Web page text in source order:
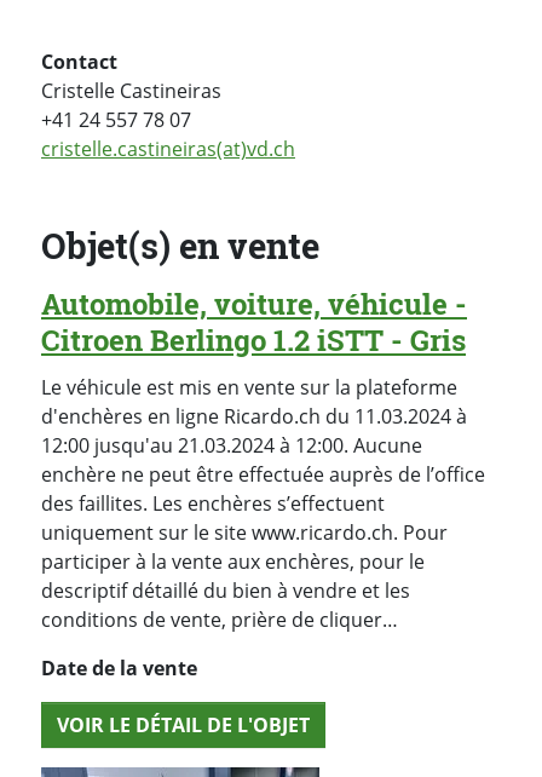
Contact
Cristelle Castineiras
+41 24 557 78 07
cristelle.castineiras(at)vd.ch
Objet(s) en vente
Automobile, voiture, véhicule -
Citroen Berlingo 1.2 iSTT - Gris
Le véhicule est mis en vente sur la plateforme
d'enchères en ligne Ricardo.ch du 11.03.2024 à
12:00 jusqu'au 21.03.2024 à 12:00. Aucune
enchère ne peut être effectuée auprès de l’office
des faillites. Les enchères s’effectuent
uniquement sur le site www.ricardo.ch. Pour
participer à la vente aux enchères, pour le
descriptif détaillé du bien à vendre et les
conditions de vente, prière de cliquer…
Date de la vente
VOIR LE DÉTAIL DE L'OBJET